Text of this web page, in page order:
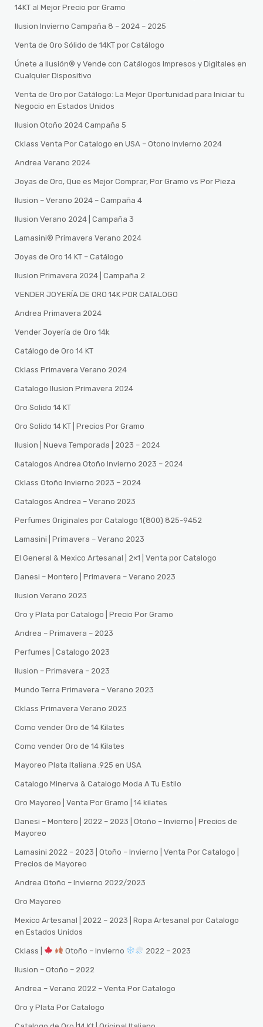
14KT al Mejor Precio por Gramo
Ilusion Invierno Campaña 8 – 2024 – 2025
Venta de Oro Sólido de 14KT por Catálogo
Únete a Ilusión® y Vende con Catálogos Impresos y Digitales en
Cualquier Dispositivo
Venta de Oro por Catálogo: La Mejor Oportunidad para Iniciar tu
Negocio en Estados Unidos
Ilusion Otoño 2024 Campaña 5
Cklass Venta Por Catalogo en USA – Otono Invierno 2024
Andrea Verano 2024
Joyas de Oro, Que es Mejor Comprar, Por Gramo vs Por Pieza
Ilusion – Verano 2024 – Campaña 4
Ilusion Verano 2024 | Campaña 3
Lamasini®️ Primavera Verano 2024
Joyas de Oro 14 KT – Catálogo
Ilusion Primavera 2024 | Campaña 2
VENDER JOYERÍA DE ORO 14K POR CATALOGO
Andrea Primavera 2024
Vender Joyería de Oro 14k
Catálogo de Oro 14 KT
Cklass Primavera Verano 2024
Catalogo Ilusion Primavera 2024
Oro Solido 14 KT
Oro Solido 14 KT | Precios Por Gramo
Ilusion | Nueva Temporada | 2023 – 2024
Catalogos Andrea Otoño Invierno 2023 – 2024
Cklass Otoño Invierno 2023 – 2024
Catalogos Andrea – Verano 2023
Perfumes Originales por Catalogo 1(800) 825-9452
Lamasini | Primavera – Verano 2023
El General & Mexico Artesanal | 2×1 | Venta por Catalogo
Danesi – Montero | Primavera – Verano 2023
Ilusion Verano 2023
Oro y Plata por Catalogo | Precio Por Gramo
Andrea – Primavera – 2023
Perfumes | Catalogo 2023
Ilusion – Primavera – 2023
Mundo Terra Primavera – Verano 2023
Cklass Primavera Verano 2023
Como vender Oro de 14 Kilates
Como vender Oro de 14 Kilates
Mayoreo Plata Italiana .925 en USA
Catalogo Minerva & Catalogo Moda A Tu Estilo
Oro Mayoreo | Venta Por Gramo | 14 kilates
Danesi – Montero | 2022 – 2023 | Otoño – Invierno | Precios de
Mayoreo
Lamasini 2022 – 2023 | Otoño – Invierno | Venta Por Catalogo |
Precios de Mayoreo
Andrea Otoño – Invierno 2022/2023
Oro Mayoreo
Mexico Artesanal | 2022 – 2023 | Ropa Artesanal por Catalogo
en Estados Unidos
Cklass | Otoño – Invierno 2022 – 2023
Ilusion – Otoño – 2022
Andrea – Verano 2022 – Venta Por Catalogo
Oro y Plata Por Catalogo